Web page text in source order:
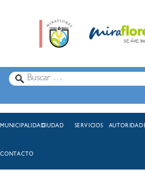
MUNICIPALIDADCIUDAD SERVICIOS
CONTACTO